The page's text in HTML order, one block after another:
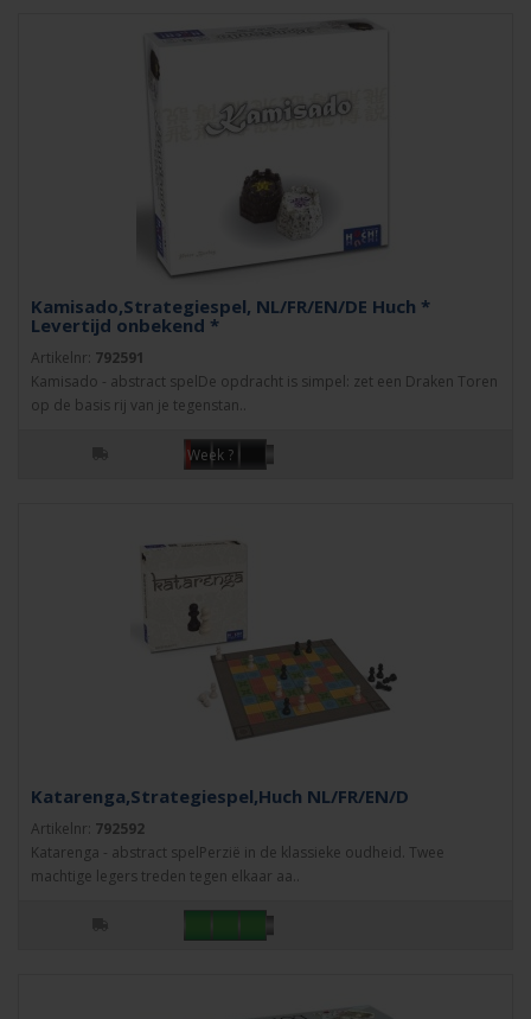
Kamisado,Strategiespel, NL/FR/EN/DE Huch *
Levertijd onbekend *
Artikelnr: 792591
Kamisado - abstract spelDe opdracht is simpel: zet een Draken Toren
op de basis rij van je tegenstan..
Week ?
Katarenga,Strategiespel,Huch NL/FR/EN/D
Artikelnr: 792592
Katarenga - abstract spelPerzië in de klassieke oudheid. Twee
machtige legers treden tegen elkaar aa..